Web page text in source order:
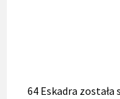
64 Eskadra